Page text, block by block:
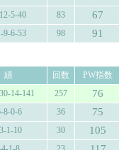
5-40 83 67
9-6-53 98 91
回数
PW指数
14-141 257 76
8-0-6 36 75
1-10 30 105